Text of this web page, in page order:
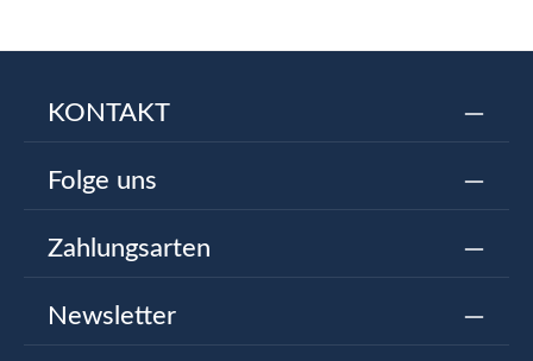
KONTAKT
Folge uns
Zahlungsarten
Newsletter